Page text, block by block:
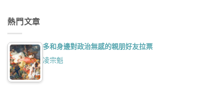
熱門文章
多和身邊對政治無感的親朋好友拉票
凌宗魁